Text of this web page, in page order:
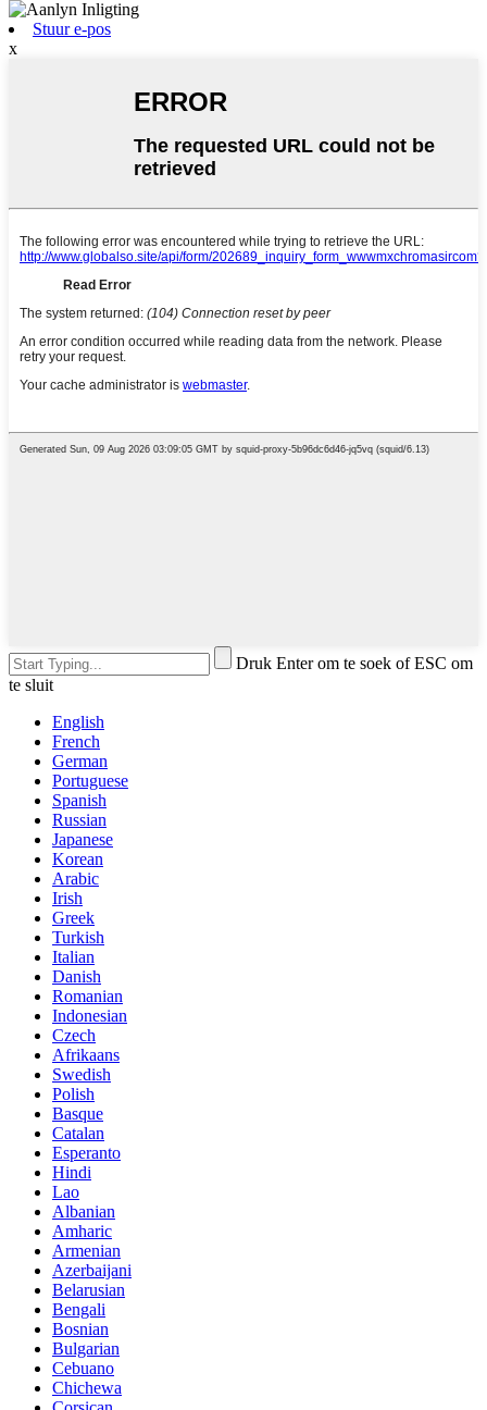
Stuur e-pos
x
Druk Enter om te soek of ESC om
te sluit
English
French
German
Portuguese
Spanish
Russian
Japanese
Korean
Arabic
Irish
Greek
Turkish
Italian
Danish
Romanian
Indonesian
Czech
Afrikaans
Swedish
Polish
Basque
Catalan
Esperanto
Hindi
Lao
Albanian
Amharic
Armenian
Azerbaijani
Belarusian
Bengali
Bosnian
Bulgarian
Cebuano
Chichewa